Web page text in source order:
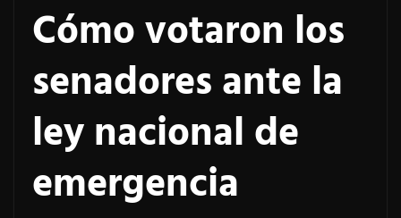
Cómo votaron los
senadores ante la
ley nacional de
emergencia